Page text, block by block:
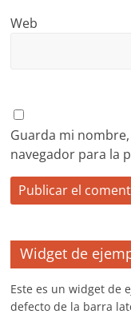
Web
Guarda mi
navegador para la
Widget de
Este es un widget de
defecto de la barra